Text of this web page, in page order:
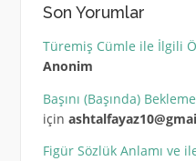
Son Yorumlar
Türemiş Cümle ile İlgili
Anonim
Başını (Başında)
için
Figür Sözlük Anlamı ve